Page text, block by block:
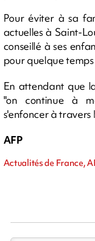
Pour éviter à sa
actuelles à Saint-
conseillé à ses
pour quelque
En attendant que
"on continue à
s'enfoncer à travers
AFP
Actualités de France,